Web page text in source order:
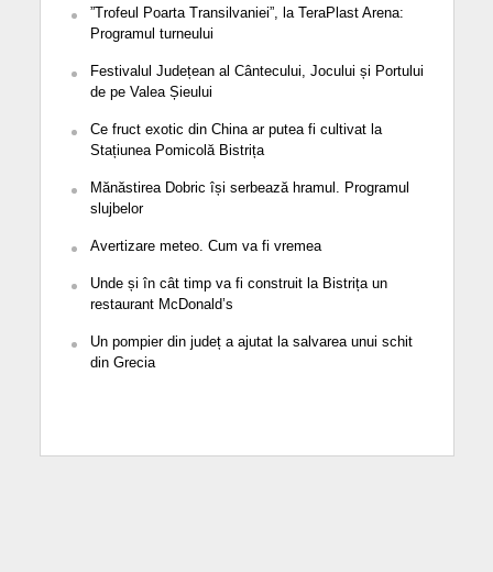
”Trofeul Poarta Transilvaniei”, la TeraPlast Arena:
Programul turneului
Festivalul Județean al Cântecului, Jocului și Portului
de pe Valea Șieului
Ce fruct exotic din China ar putea fi cultivat la
Stațiunea Pomicolă Bistrița
Mănăstirea Dobric își serbează hramul. Programul
slujbelor
Avertizare meteo. Cum va fi vremea
Unde și în cât timp va fi construit la Bistrița un
restaurant McDonald’s
Un pompier din județ a ajutat la salvarea unui schit
din Grecia